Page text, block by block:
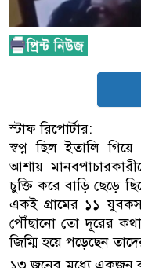
স্টাফ রিপোর্টার:
স্বপ্ন ছিল ইতালি
আশায়
চুক্তি করে বাড়ি ছেড়ে
একই গ্রামের ১১
পৌঁছানো তো দূরের
জিম্মি হয়ে পড়েছেন
১৩ জনের মধ্যে একজন